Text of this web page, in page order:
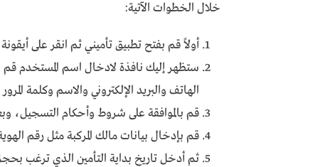
خلال الخطوات الآتية:
أولاً قم بفتح تطبيق تأميني ثم انقر على
ستظهر إليك نافذة لادخال اسم المستخدم قم
الهاتف والبريد الإلكتروني والاسم وكلمة المرور
قم بالموافقة على شروط وأحكام التسجيل،
قم بإدخال بيانات مالك المركبة مثل رقم
ثم أدخل تاريخ بداية التأمين الذي ترغب